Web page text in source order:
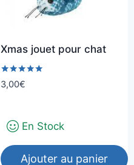
Xmas jouet pour chat
Note
5.00
3,00€
En Stock
Ajouter au panier